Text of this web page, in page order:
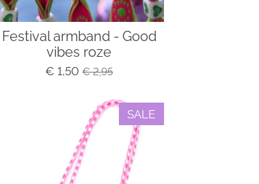
Festival armband - Good
vibes roze
€ 1,50 € 2,95
SALE